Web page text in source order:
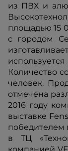
из ПВХ и
площадью 15
с городом
Количество
человек.
отмечена
2016 году
выставке
победителем
в ТЦ